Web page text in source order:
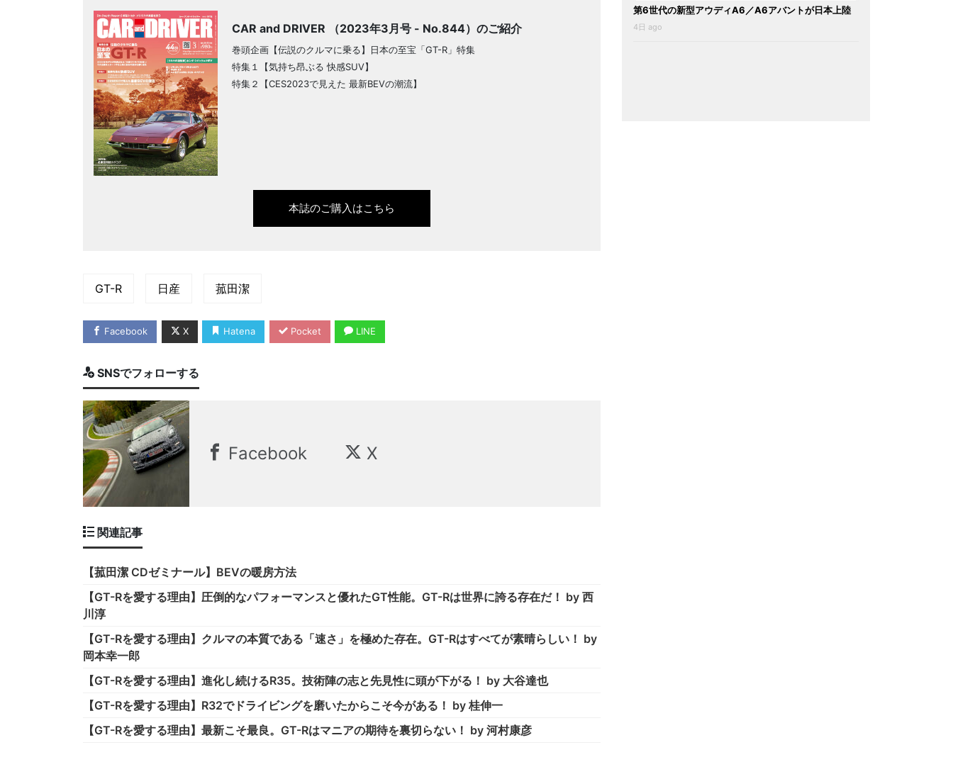
CAR and DRIVER （2023年3月号 - No.844）のご紹介
巻頭企画【伝説のクルマに乗る】日本の至宝「GT-R」特集
特集１【気持ち昂ぶる 快感SUV】
特集２【CES2023で見えた 最新BEVの潮流】
本誌のご購入はこちら
GT-R 日産 菰田潔
Facebook X Hatena Pocket LINE
SNSでフォローする
Facebook X
関連記事
【菰田潔 CDゼミナール】BEVの暖房方法
【GT-Rを愛する理由】圧倒的なパフォーマンスと優れたGT性能。GT-Rは世界に誇る存在だ！ by 西
川淳
【GT-Rを愛する理由】クルマの本質である「速さ」を極めた存在。GT-Rはすべてが素晴らしい！ by
岡本幸一郎
【GT-Rを愛する理由】進化し続けるR35。技術陣の志と先見性に頭が下がる！ by 大谷達也
【GT-Rを愛する理由】R32でドライビングを磨いたからこそ今がある！ by 桂伸一
【GT-Rを愛する理由】最新こそ最良。GT-Rはマニアの期待を裏切らない！ by 河村康彦
第6世代の新型アウディA6／A6アバントが日本上陸
4日 ago